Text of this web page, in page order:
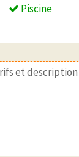
Piscine
et